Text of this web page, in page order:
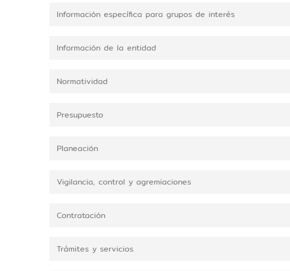
Información específica para grupos de interés
Información de la entidad
Normatividad
Presupuesto
Planeación
Vigilancia, control y agremiaciones
Contratación
Trámites y servicios